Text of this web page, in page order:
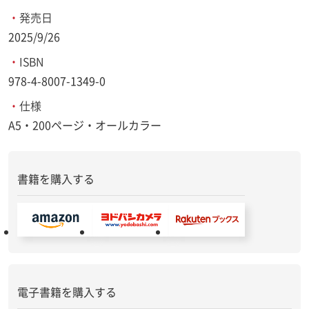
・ 発売日
2025/9/26
・ ISBN
978-4-8007-1349-0
・ 仕様
A5・200ページ・オールカラー
書籍を購入する
電子書籍を購入する